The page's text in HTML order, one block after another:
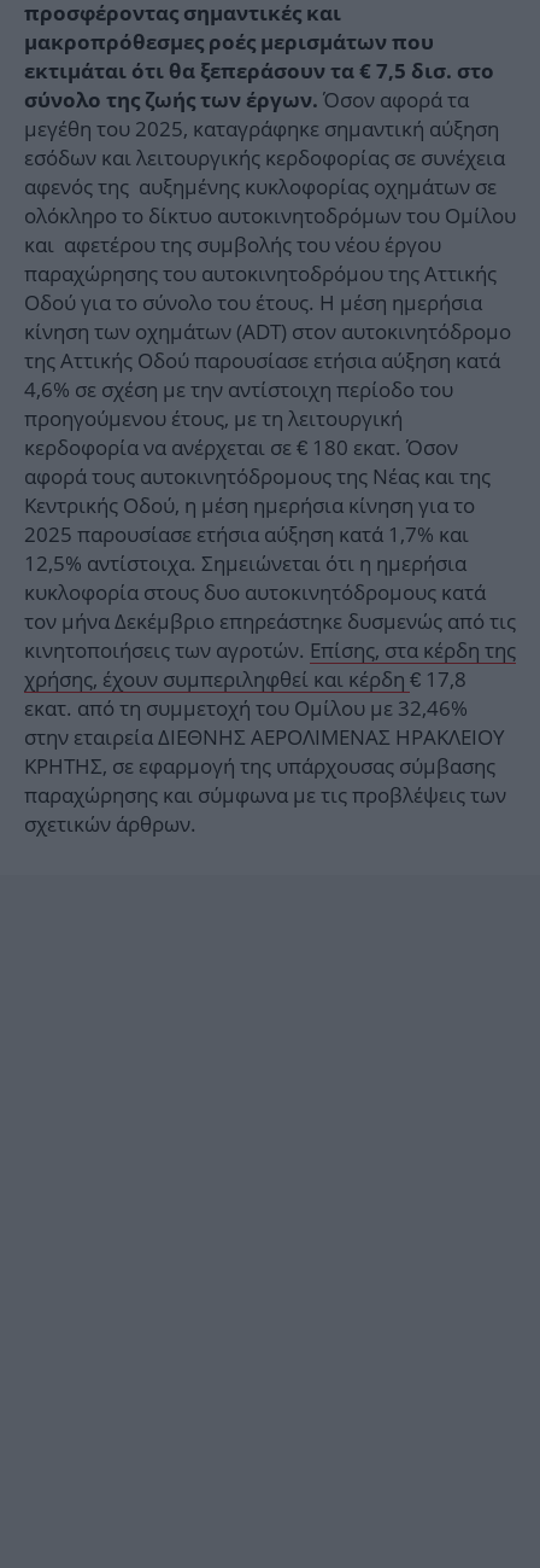
προσφέροντας σημαντικές και
μακροπρόθεσμες ροές μερισμάτων που
εκτιμάται ότι θα ξεπεράσουν τα € 7,5 δισ. στο
σύνολο της ζωής των έργων. Όσον αφορά τα
μεγέθη του 2025, καταγράφηκε σημαντική αύξηση
εσόδων και λειτουργικής κερδοφορίας σε συνέχεια
αφενός της αυξημένης κυκλοφορίας οχημάτων σε
ολόκληρο το δίκτυο αυτοκινητοδρόμων του Ομίλου
και αφετέρου της συμβολής του νέου έργου
παραχώρησης του αυτοκινητοδρόμου της Αττικής
Οδού για το σύνολο του έτους. Η μέση ημερήσια
κίνηση των οχημάτων (ADT) στον αυτοκινητόδρομο
της Αττικής Οδού παρουσίασε ετήσια αύξηση κατά
4,6% σε σχέση με την αντίστοιχη περίοδο του
προηγούμενου έτους, με τη λειτουργική
κερδοφορία να ανέρχεται σε € 180 εκατ. Όσον
αφορά τους αυτοκινητόδρομους της Νέας και της
Κεντρικής Οδού, η μέση ημερήσια κίνηση για το
2025 παρουσίασε ετήσια αύξηση κατά 1,7% και
12,5% αντίστοιχα. Σημειώνεται ότι η ημερήσια
κυκλοφορία στους δυο αυτοκινητόδρομους κατά
τον μήνα Δεκέμβριο επηρεάστηκε δυσμενώς από τις
κινητοποιήσεις των αγροτών. Επίσης, στα κέρδη της
χρήσης, έχουν συμπεριληφθεί και κέρδη € 17,8
εκατ. από τη συμμετοχή του Ομίλου με 32,46%
στην εταιρεία ΔΙΕΘΝΗΣ ΑΕΡΟΛΙΜΕΝΑΣ ΗΡΑΚΛΕΙΟΥ
ΚΡΗΤΗΣ, σε εφαρμογή της υπάρχουσας σύμβασης
παραχώρησης και σύμφωνα με τις προβλέψεις των
σχετικών άρθρων.